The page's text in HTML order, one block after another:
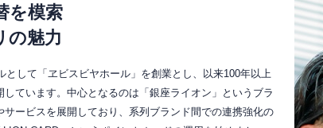
を模索
の魅力
として「ヱビスビヤホール」を創業とし、以来100年以上
ています。中心となるのは「銀座ライオン」というブラ
ービスを展開しており、系列ブランド間での連携強化の